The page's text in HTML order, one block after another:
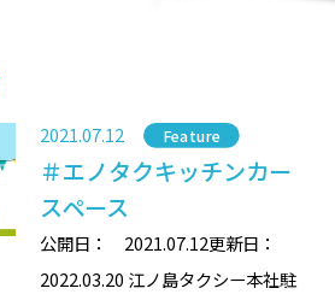
＃エノタクキッチンカー
スペース
2021.07.12
公開日： 2021.07.12更新日：
2022.03.20 江ノ島タクシー本社駐
Category
Feature